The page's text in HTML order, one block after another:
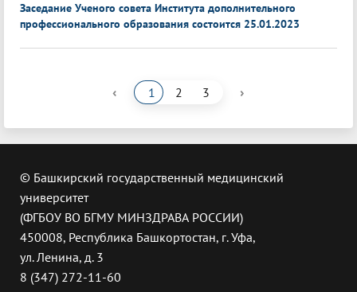
Заседание Ученого совета Института дополнительного
профессионального образования состоится 25.01.2023
‹ 1 2 3 ›
© Башкирский государственный медицинский
университет
(ФГБОУ ВО БГМУ МИНЗДРАВА РОССИИ)
450008, Республика Башкортостан, г. Уфа,
ул. Ленина, д. 3
8 (347) 272-11-60